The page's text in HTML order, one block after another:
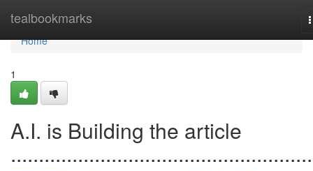
tealbookmarks
Home
Home
1
A.I. is Building the article